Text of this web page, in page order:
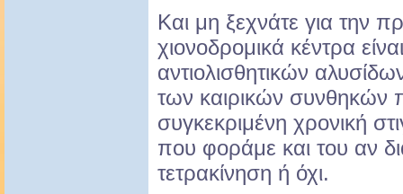
Και μη ξεχνάτε για την
χιονοδρομικά κέντρα
αντιολισθητικών
των καιρικών συνθηκών
συγκεκριμένη χρονική
που φοράμε και του αν
τετρακίνηση ή όχι.